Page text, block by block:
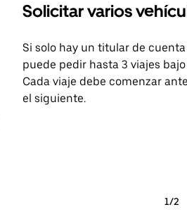
Solicitar varios
Si solo hay un titular de
puede pedir hasta 3 viajes
Cada viaje debe comenzar
el siguiente.
1/2